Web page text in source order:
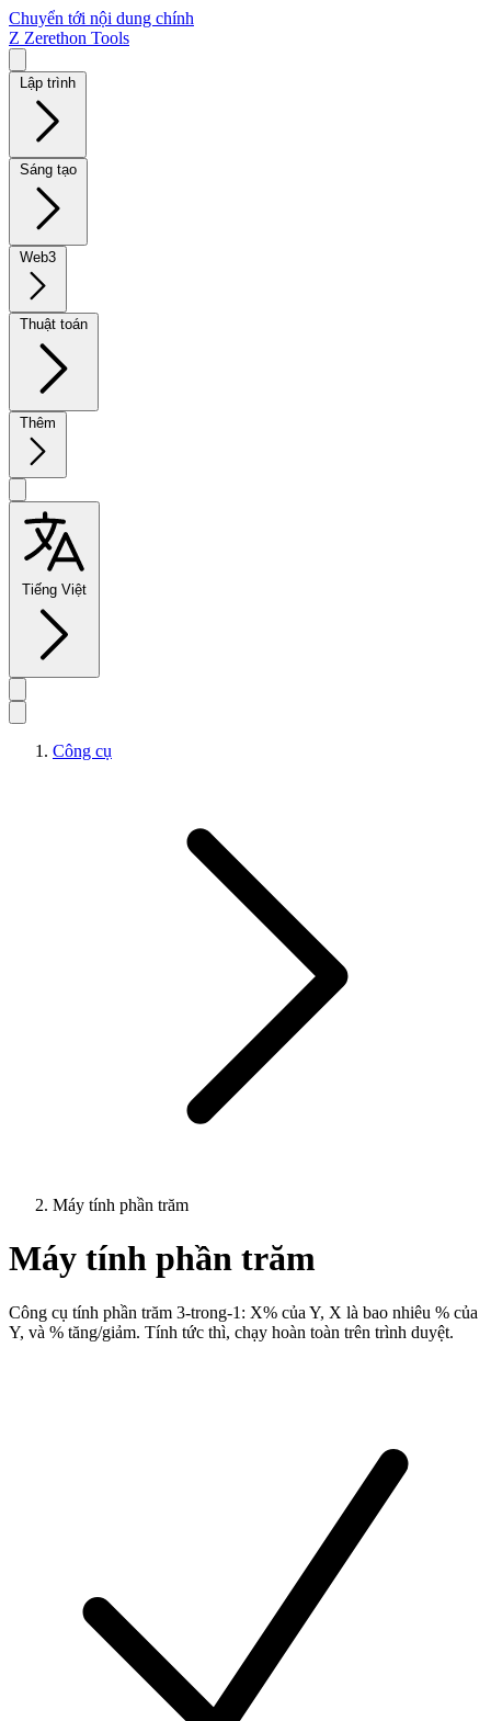
Chuyển tới nội dung chính
Z Zerethon Tools
Lập trình
Sáng tạo
Web3
Thuật toán
Thêm
Tiếng Việt
Công cụ
Máy tính phần trăm
Máy tính phần trăm
Công cụ tính phần trăm 3-trong-1: X% của Y, X là bao nhiêu % của
Y, và % tăng/giảm. Tính tức thì, chạy hoàn toàn trên trình duyệt.